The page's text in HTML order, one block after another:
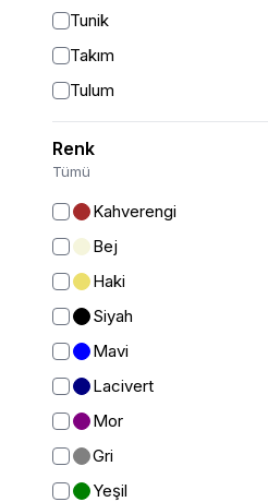
Tunik
Takım
Tulum
Pantolon
Etek
Renk
Tümü
Kahverengi
Bej
Haki
Siyah
Mavi
Lacivert
Mor
Gri
Yeşil